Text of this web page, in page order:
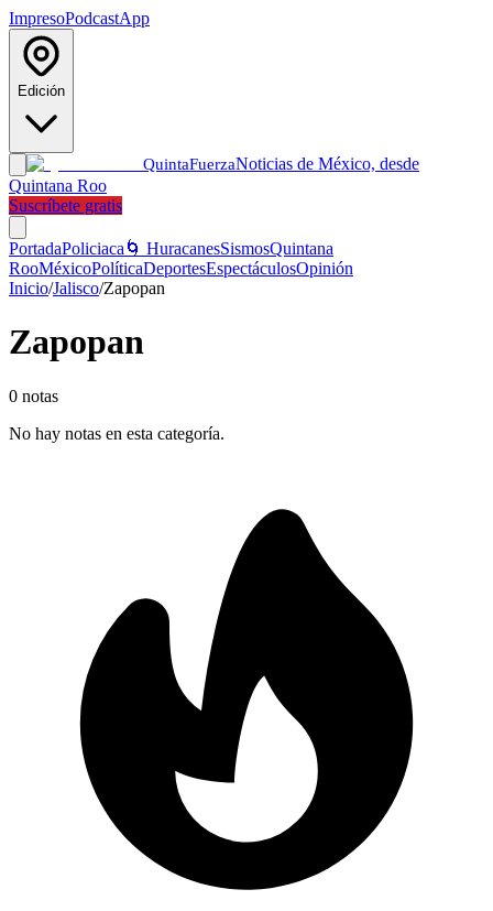
ImpresoPodcastApp
Edición
QuintaFuerzaNoticias de México, desde
Quintana Roo
Suscríbete gratis
PortadaPoliciaca 🌀 HuracanesSismosQuintana
RooMéxicoPolíticaDeportesEspectáculosOpinión
Inicio/Jalisco/Zapopan
Zapopan
0 notas
No hay notas en esta categoría.